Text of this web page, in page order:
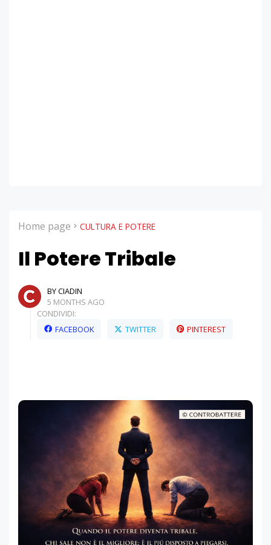
Home page CULTURA E POTERE
Il Potere Tribale
BY CIADIN
5 MONTHS AGO
CONDIVIDI:
FACEBOOK
TWITTER PINTEREST